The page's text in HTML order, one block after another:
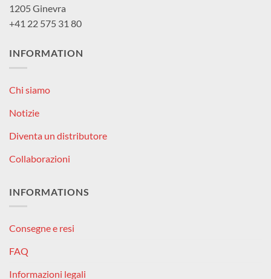
1205 Ginevra
+41 22 575 31 80
INFORMATION
Chi siamo
Notizie
Diventa un distributore
Collaborazioni
INFORMATIONS
Consegne e resi
FAQ
Informazioni legali